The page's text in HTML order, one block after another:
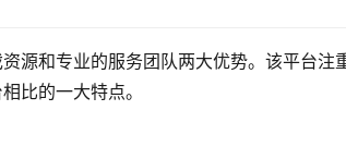
源和专业的服务团队两大优势。该平台注
比的一大特点。